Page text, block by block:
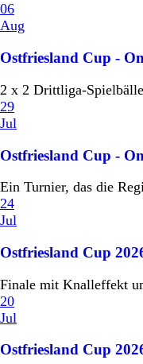
06
Aug
Ostfriesland Cup -
2 x 2 Drittliga-
29
Jul
Ostfriesland Cup -
Ein Turnier, das die
24
Jul
Ostfriesland Cup
Finale mit Knalleffekt
20
Jul
Ostfriesland Cup